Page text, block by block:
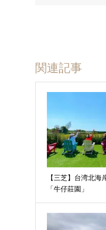
関連記事
【三芝】台湾北海
「牛仔莊園」